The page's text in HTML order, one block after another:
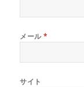
メール*
サイト